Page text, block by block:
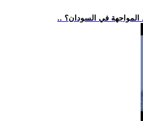
المواجهة في السودان؟